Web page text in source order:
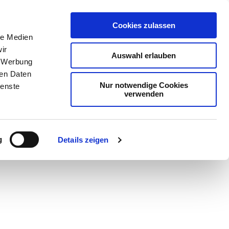
Medien
Daten
Details zeigen
Cookies zulassen
Auswahl erlauben
Nur notwendige Cookies
verwenden